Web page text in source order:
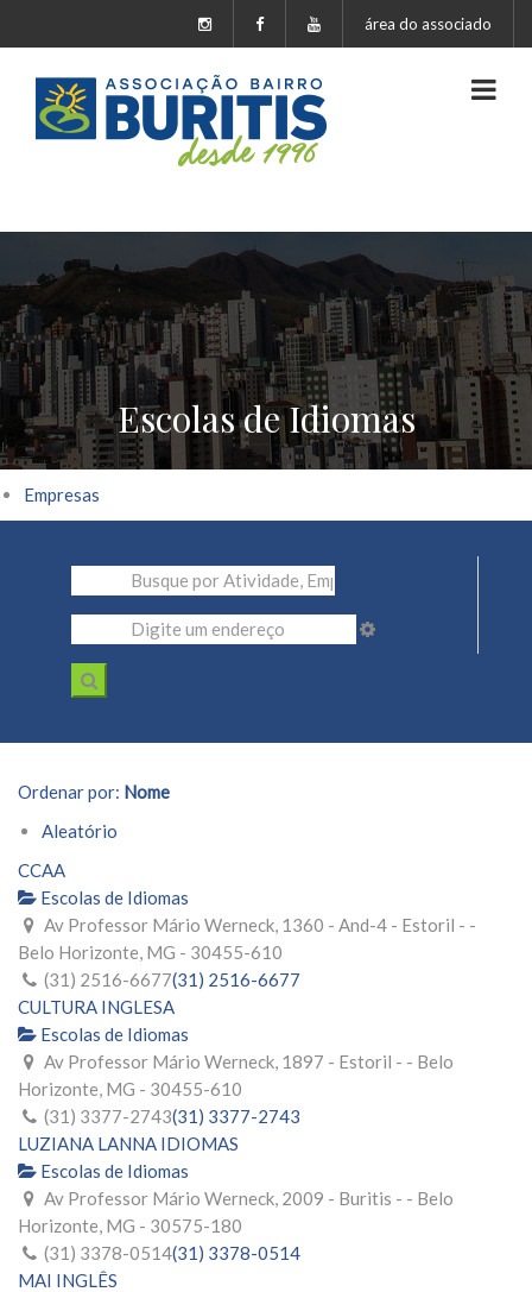
área do associado
Escolas de Idiomas
Empresas
Ordenar por: Nome
Aleatório
CCAA
Escolas de Idiomas
Av Professor Mário Werneck, 1360 - And-4 - Estoril - -
Belo Horizonte, MG - 30455-610
(31) 2516-6677(31) 2516-6677
CULTURA INGLESA
Escolas de Idiomas
Av Professor Mário Werneck, 1897 - Estoril - - Belo
Horizonte, MG - 30455-610
(31) 3377-2743(31) 3377-2743
LUZIANA LANNA IDIOMAS
Escolas de Idiomas
Av Professor Mário Werneck, 2009 - Buritis - - Belo
Horizonte, MG - 30575-180
(31) 3378-0514(31) 3378-0514
MAI INGLÊS